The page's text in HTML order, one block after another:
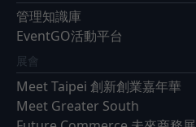
管理知識庫
EventGO活動平台
展會
Meet Taipei 創新創業嘉年華
Meet Greater South